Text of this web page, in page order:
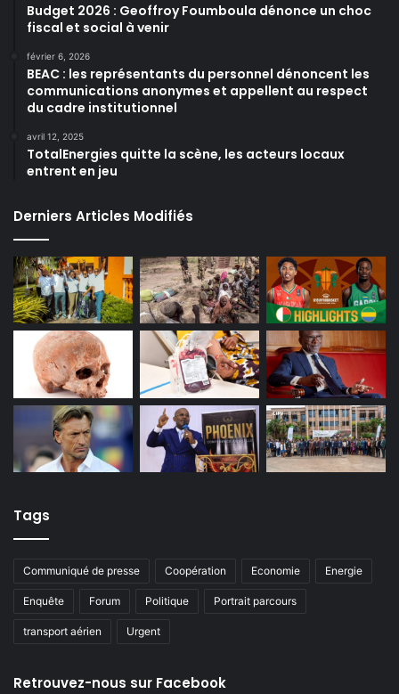
Budget 2026 : Geoffroy Foumboula dénonce un choc
fiscal et social à venir
février 6, 2026
BEAC : les représentants du personnel dénoncent les
communications anonymes et appellent au respect
du cadre institutionnel
avril 12, 2025
TotalEnergies quitte la scène, les acteurs locaux
entrent en jeu
Derniers Articles Modifiés
Tags
Communiqué de presse Coopération Economie Energie
Enquête Forum Politique Portrait parcours
transport aérien Urgent
Retrouvez-nous sur Facebook